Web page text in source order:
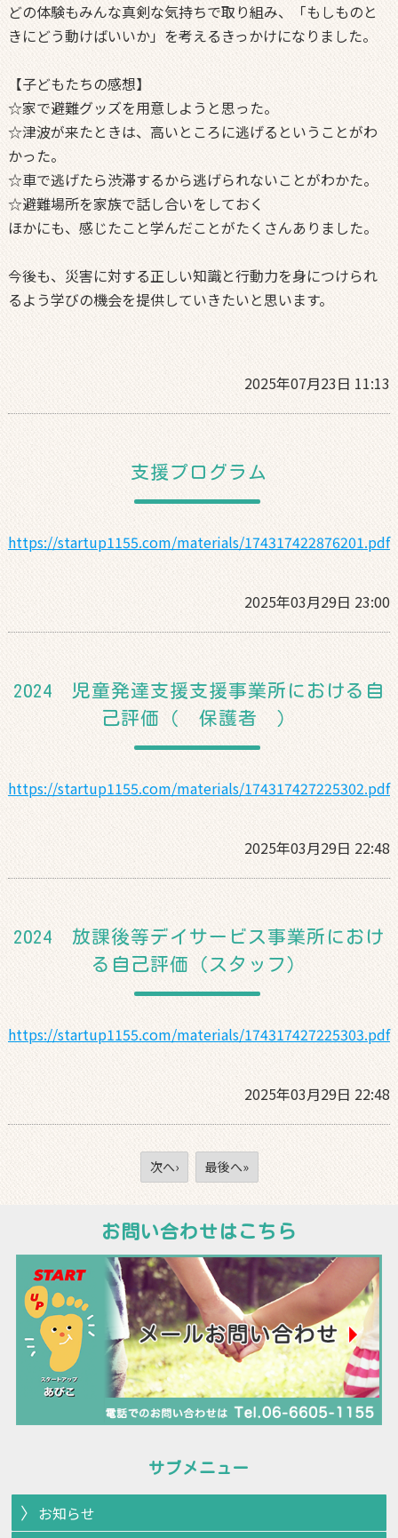
どの体験もみんな真剣な気持ちで取り組み、「もしものと
きにどう動けばいいか」を考えるきっかけになりました。
【子どもたちの感想】
☆家で避難グッズを用意しようと思った。
☆津波が来たときは、高いところに逃げるということがわ
かった。
☆車で逃げたら渋滞するから逃げられないことがわかた。
☆避難場所を家族で話し合いをしておく
ほかにも、感じたこと学んだことがたくさんありました。
今後も、災害に対する正しい知識と行動力を身につけられ
るよう学びの機会を提供していきたいと思います。
2025年07月23日 11:13
支援プログラム
https://startup1155.com/materials/174317422876201.pdf
2025年03月29日 23:00
2024 児童発達支援支援事業所における自
己評価（ 保護者 ）
https://startup1155.com/materials/174317427225302.pdf
2025年03月29日 22:48
2024 放課後等デイサービス事業所におけ
る自己評価（スタッフ）
https://startup1155.com/materials/174317427225303.pdf
2025年03月29日 22:48
次へ› 最後へ»
お問い合わせはこちら
サブメニュー
お知らせ